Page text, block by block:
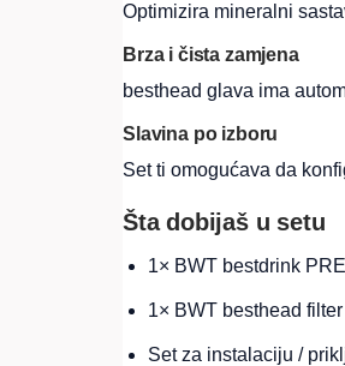
Optimizira mineralni
Brza i čista zamjena
besthead glava ima
Slavina po izboru
Set ti omogućava da
Šta dobijaš u setu
1× BWT bestdrink
1× BWT besthead
Set za instalaciju /